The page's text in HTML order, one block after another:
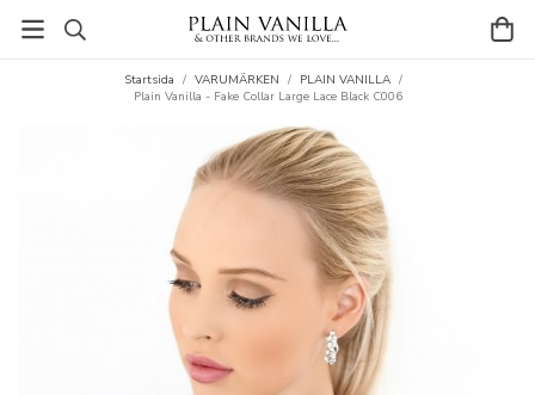
Startsida / VARUMÄRKEN / PLAIN VANILLA /
Plain Vanilla - Fake Collar Large Lace Black C006